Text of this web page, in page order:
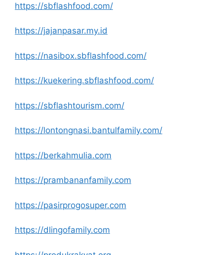
https://sbflashfood.com/
https://jajanpasar.my.id
https://nasibox.sbflashfood.com/
https://kuekering.sbflashfood.com/
https://sbflashtourism.com/
https://lontongnasi.bantulfamily.com/
https://berkahmulia.com
https://prambananfamily.com
https://pasirprogosuper.com
https://dlingofamily.com